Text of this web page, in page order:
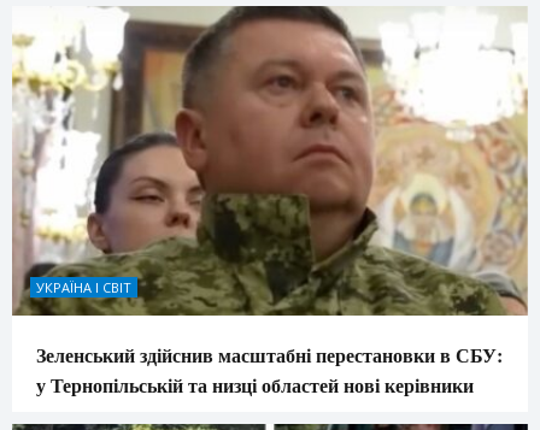
УКРАЇНА І СВІТ
Зеленський здійснив масштабні перестановки в СБУ:
у Тернопільській та низці областей нові керівники